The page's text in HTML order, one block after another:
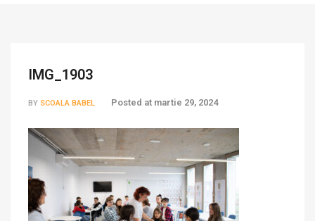
IMG_1903
BY SCOALA BABEL Posted at martie 29, 2024